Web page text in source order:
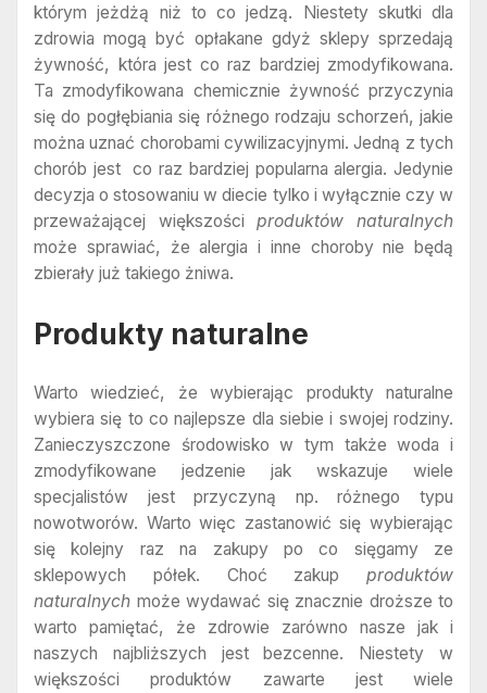
którym jeżdżą niż to co jedzą. Niestety skutki dla
zdrowia mogą być opłakane gdyż sklepy sprzedają
żywność, która jest co raz bardziej zmodyfikowana.
Ta zmodyfikowana chemicznie żywność przyczynia
się do pogłębiania się różnego rodzaju schorzeń, jakie
można uznać chorobami cywilizacyjnymi. Jedną z tych
chorób jest co raz bardziej popularna alergia. Jedynie
decyzja o stosowaniu w diecie tylko i wyłącznie czy w
przeważającej większościproduktów naturalnych
może sprawiać, że alergia i inne choroby nie będą
zbierały już takiego żniwa.
Produkty naturalne
Warto wiedzieć, że wybierając produkty naturalne
wybiera się to co najlepsze dla siebie i swojej rodziny.
Zanieczyszczone środowisko w tym także woda i
zmodyfikowane jedzenie jak wskazuje wiele
specjalistów jest przyczyną np. różnego typu
nowotworów. Warto więc zastanowić się wybierając
się kolejny raz na zakupy po co sięgamy ze
sklepowych półek. Choć zakup produktów
naturalnych może wydawać się znacznie droższe to
warto pamiętać, że zdrowie zarówno nasze jak i
naszych najbliższych jest bezcenne. Niestety w
większości produktów zawarte jest wiele